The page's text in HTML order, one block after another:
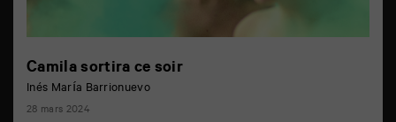
Camila sortira ce soir
Inés María Barrionuevo
28 mars 2024